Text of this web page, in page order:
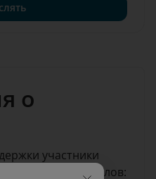
о
участники
следующих каналов: